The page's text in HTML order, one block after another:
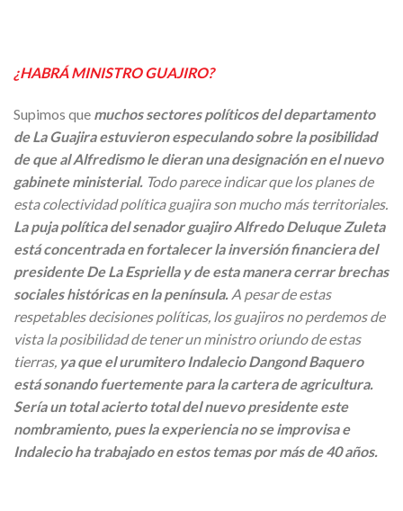
¿HABRÁ MINISTRO GUAJIRO?
Supimos que muchos sectores políticos del departamento
de La Guajira estuvieron especulando sobre la posibilidad
de que al Alfredismo le dieran una designación en el nuevo
gabinete ministerial. Todo parece indicar que los planes de
esta colectividad política guajira son mucho más territoriales.
La puja política del senador guajiro Alfredo Deluque Zuleta
está concentrada en fortalecer la inversión financiera del
presidente De La Espriella y de esta manera cerrar brechas
sociales históricas en la península. A pesar de estas
respetables decisiones políticas, los guajiros no perdemos de
vista la posibilidad de tener un ministro oriundo de estas
tierras, ya que el urumitero Indalecio Dangond Baquero
está sonando fuertemente para la cartera de agricultura.
Sería un total acierto total del nuevo presidente este
nombramiento, pues la experiencia no se improvisa e
Indalecio ha trabajado en estos temas por más de 40 años.